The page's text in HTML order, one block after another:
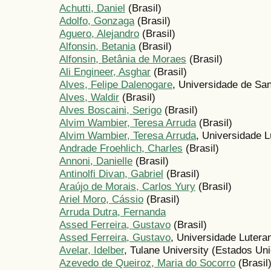
Achutti, Daniel (Brasil)
Adolfo, Gonzaga(Brasil)
Aguero, Alejandro (Brasil)
Alfonsin, Betania(Brasil)
Alfonsin, Betânia de Moraes (Brasil)
Ali Engineer, Asghar (Brasil)
Alves, Felipe Dalenogare, Universidade de
Alves, Waldir (Brasil)
Alves Boscaini, Serigo (Brasil)
Alvim Wambier, Teresa Arruda(Brasil)
Alvim Wambier, Teresa Arruda, Universidade
Andrade Froehlich, Charles (Brasil)
Annoni, Danielle (Brasil)
Antinolfi Divan, Gabriel (Brasil)
Araújo de Morais, Carlos Yury (Brasil)
Ariel Moro, Cássio (Brasil)
Arruda Dutra, Fernanda
Assed Ferreira, Gustavo (Brasil)
Assed Ferreira, Gustavo, Universidade
Avelar, Idelber, Tulane University (Estados
Azevedo de Queiroz, Maria do Socorro (Brasil)